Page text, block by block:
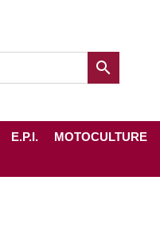

E.P.I. MOTOCULTURE